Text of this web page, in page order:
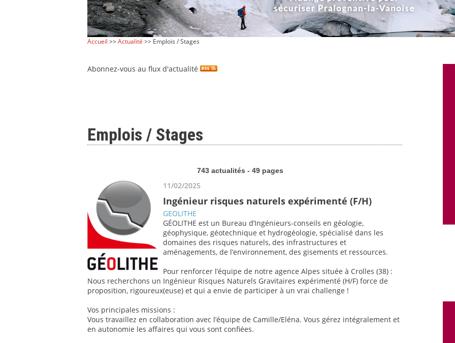
Accueil >>Actualité >> Emplois / Stages
Abonnez-vous au flux d'actualité
Emplois / Stages
743 actualités - 49 pages
11/02/2025
Ingénieur risques naturels expérimenté (F/H)
GEOLITHE
GÉOLITHE est un Bureau d’Ingénieurs-conseils en géologie,
géophysique, géotechnique et hydrogéologie, spécialisé dans les
domaines des risques naturels, des infrastructures et
aménagements, de l’environnement, des gisements et ressources.
Pour renforcer l’équipe de notre agence Alpes située à Crolles (38) :
Nous recherchons un Ingénieur Risques Naturels Gravitaires expérimenté (H/F) force de
proposition, rigoureux(euse) et qui a envie de participer à un vrai challenge !
Vos principales missions :
Vous travaillez en collaboration avec l’équipe de Camille/Eléna. Vous gérez intégralement et
en autonomie les affaires qui vous sont confiées.